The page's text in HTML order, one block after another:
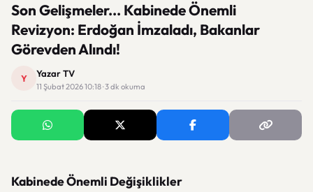
Son Gelişmeler... Kabinede Önemli
Revizyon: Erdoğan İmzaladı, Bakanlar
Görevden Alındı!
Y Yazar TV
11 Şubat 2026 10:18 · 3 dk okuma
Kabinede Önemli Değişiklikler